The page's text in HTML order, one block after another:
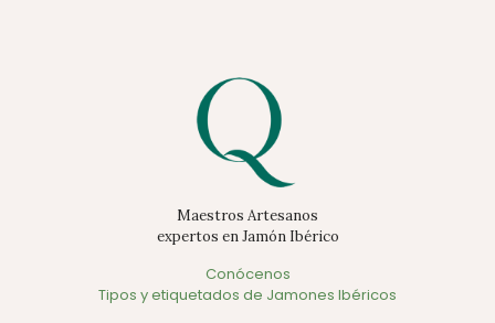
Maestros Artesanos
expertos en Jamón Ibérico
Conócenos
Tipos y etiquetados de Jamones Ibéricos